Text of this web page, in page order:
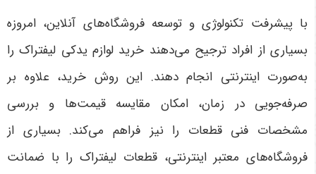
با پیشرفت تکنولوژی و توسعه فروشگاه‌های آنلاین، امروزه
بسیاری از افراد ترجیح می‌دهند خرید لوازم یدکی لیفتراک را
به‌صورت اینترنتی انجام دهند. این روش خرید، علاوه بر
صرفه‌جویی در زمان، امکان مقایسه قیمت‌ها و بررسی
مشخصات فنی قطعات را نیز فراهم می‌کند. بسیاری از
فروشگاه‌های معتبر اینترنتی، قطعات لیفتراک را با ضمانت